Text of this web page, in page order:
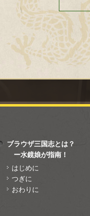
ブラウザ三国志とは？
ー水鏡娘が指南！
はじめに
つぎに
おわりに